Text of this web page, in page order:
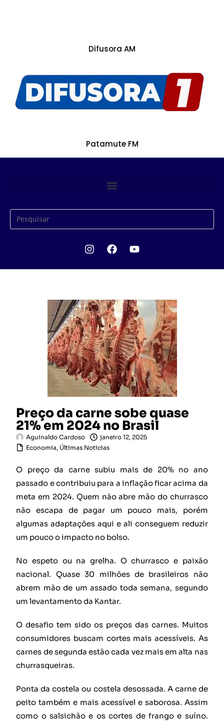
Difusora AM
Patamute FM
Preço da carne sobe quase
21% em 2024 no Brasil
Aguinaldo Cardoso
janeiro 12, 2025
Economia, Últimas Noticias
O preço da carne subiu mais de 20% no ano
passado e contribuiu para a inflação ficar acima da
meta em 2024. Quem não abre mão do churrasco
não escapa de pagar um pouco mais, porém
algumas adaptações aqui e ali conseguem reduzir
um pouco o impacto no bolso.
No espeto ou na grelha. O churrasco e paixão
nacional. Quase 30 milhões de brasileiros não
abrem mão de um assado toda semana, segundo
um levantamento da Kantar.
O desafio tem sido os preços das carnes. Muitos
consumidores buscam cortes mais acessíveis. As
carnes de segunda estão cada vez mais em alta nas
churrasqueiras.
Ponta da costela ou costela desossada. A carne de
peito também e mais acessível e saborosa. Assim
como o salsichão e os cortes de frango e suíno.